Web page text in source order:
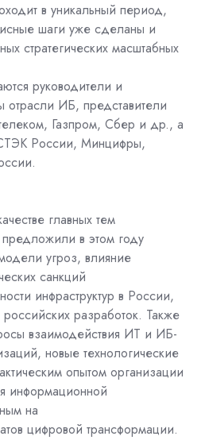
в уникальный период,
шаги уже сделаны и
стратегических масштабных
руководители и
отрасли ИБ, представители
Газпром, Сбер и др., а
России, Минцифры,
главных тем
в этом году
угроз, влияние
санкций
инфраструктур в России,
российских разработок. Также
взаимодействия ИТ и ИБ-
новые технологические
опытом организации
информационной
на
цифровой трансформации.